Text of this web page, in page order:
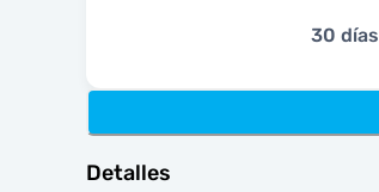
30 días
Detalles